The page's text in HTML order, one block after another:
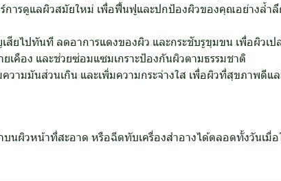
ารดูแลผิวสมัยใหม่ เพื่อฟื้นฟูและปกป้องผิวของคุณอย่างล้ำลึ
ยไปทันที ลดอาการแดงของผิว และกระชับรูขุมขน เพื่อผิวเป
เคือง และช่วยซ่อมแซมเกราะป้องกันผิวตามธรรมชาติ
ามมันส่วนเกิน และเพิ่มความกระจ่างใส เพื่อผิวที่สุขภาพดีแ
นผิวหน้าที่สะอาด หรือฉีดทับเครื่องสำอางได้ตลอดทั้งวันเ